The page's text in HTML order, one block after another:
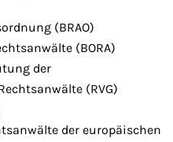
(BRAO)
(BORA)
der
(RVG)
der europäischen